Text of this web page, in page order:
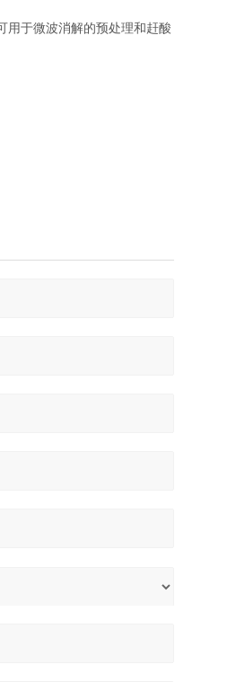
于微波消解的预处理和赶酸